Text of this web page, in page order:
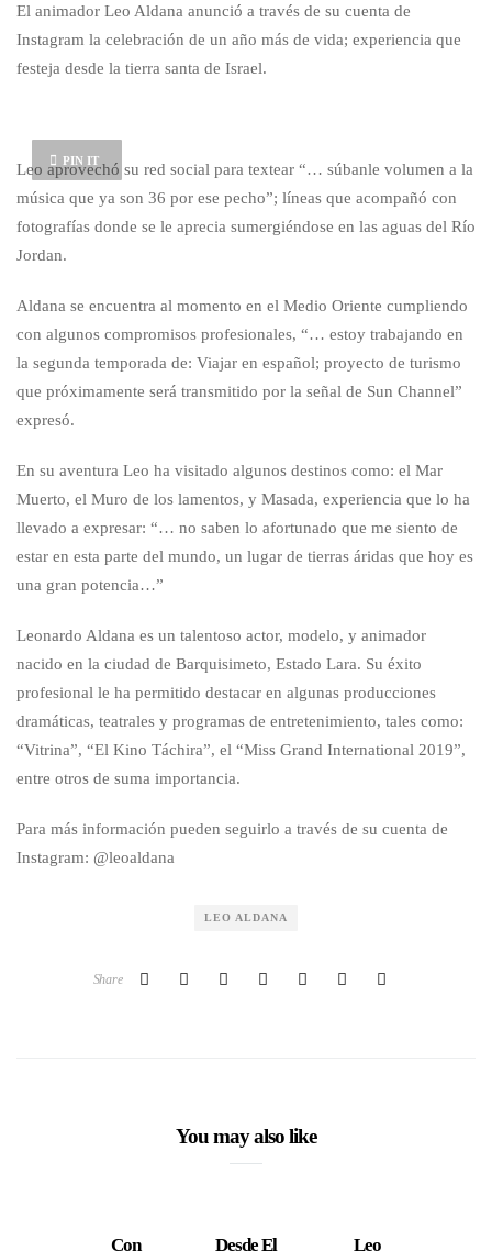
El animador Leo Aldana anunció a través de su cuenta de
Instagram la celebración de un año más de vida; experiencia que
festeja desde la tierra santa de Israel.
PIN IT
Leo aprovechó su red social para textear “… súbanle volumen a la
música que ya son 36 por ese pecho”; líneas que acompañó con
fotografías donde se le aprecia sumergiéndose en las aguas del Río
Jordan.
Aldana se encuentra al momento en el Medio Oriente cumpliendo
con algunos compromisos profesionales, “… estoy trabajando en
la segunda temporada de: Viajar en español; proyecto de turismo
que próximamente será transmitido por la señal de Sun Channel”
expresó.
En su aventura Leo ha visitado algunos destinos como: el Mar
Muerto, el Muro de los lamentos, y Masada, experiencia que lo ha
llevado a expresar: “… no saben lo afortunado que me siento de
estar en esta parte del mundo, un lugar de tierras áridas que hoy es
una gran potencia…”
Leonardo Aldana es un talentoso actor, modelo, y animador
nacido en la ciudad de Barquisimeto, Estado Lara. Su éxito
profesional le ha permitido destacar en algunas producciones
dramáticas, teatrales y programas de entretenimiento, tales como:
“Vitrina”, “El Kino Táchira”, el “Miss Grand International 2019”,
entre otros de suma importancia.
Para más información pueden seguirlo a través de su cuenta de
Instagram: @leoaldana
LEO ALDANA
Share
You may also like
Con Desde El Leo